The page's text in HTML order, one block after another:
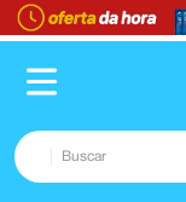
Buscar